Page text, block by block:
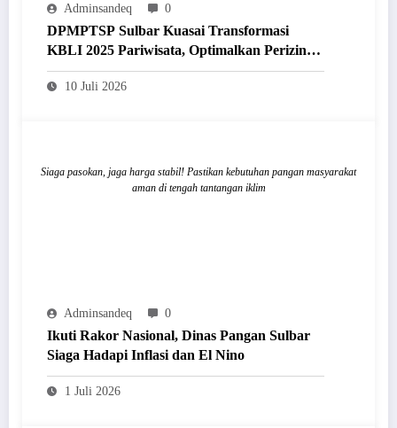
Adminsandeq 0
DPMPTSP Sulbar Kuasai Transformasi
KBLI 2025 Pariwisata, Optimalkan Perizinan
Lewat Sistem OSS
10 Juli 2026
Siaga pasokan, jaga harga stabil! Pastikan kebutuhan pangan masyarakat
aman di tengah tantangan iklim
Adminsandeq 0
Ikuti Rakor Nasional, Dinas Pangan Sulbar
Siaga Hadapi Inflasi dan El Nino
1 Juli 2026